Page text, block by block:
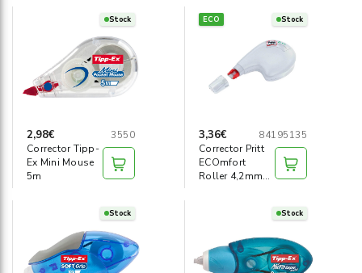
Stock
2,98€
3550
Corrector Tipp-
Ex Mini Mouse
5m
ECO Stock
3,36€
84195135
Corrector Pritt
ECOmfort
Roller 4,2mm
Stock Stock